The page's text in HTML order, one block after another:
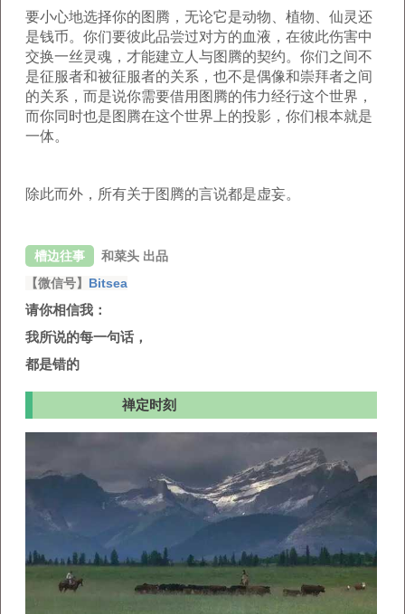
要小心地选择你的图腾，无论它是动物、植物、仙灵还
是钱币。你们要彼此品尝过对方的血液，在彼此伤害中
交换一丝灵魂，才能建立人与图腾的契约。你们之间不
是征服者和被征服者的关系，也不是偶像和崇拜者之间
的关系，而是说你需要借用图腾的伟力经行这个世界，
而你同时也是图腾在这个世界上的投影，你们根本就是
一体。
除此而外，所有关于图腾的言说都是虚妄。
槽边往事
和菜头 出品
【微信号】 Bitsea
请你相信我：
我所说的每一句话，
都是错的
禅定时刻